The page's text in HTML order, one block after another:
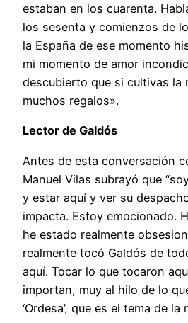
estaban en los cuarenta.
los sesenta y comienzos de
la España de ese momento
mi momento de amor
descubierto que si cultivas la
muchos regalos».
Lector de Galdós
Antes de esta conversación
Manuel Vilas subrayó que
y estar aquí y ver su
impacta. Estoy emocionado.
he estado realmente
realmente tocó Galdós de
aquí. Tocar lo que tocaron
importan, muy al hilo de lo
‘Ordesa’, que es el tema de la